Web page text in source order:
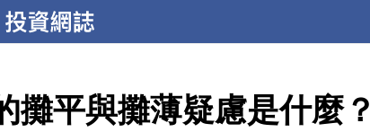
攤平與攤薄疑慮是什麼？